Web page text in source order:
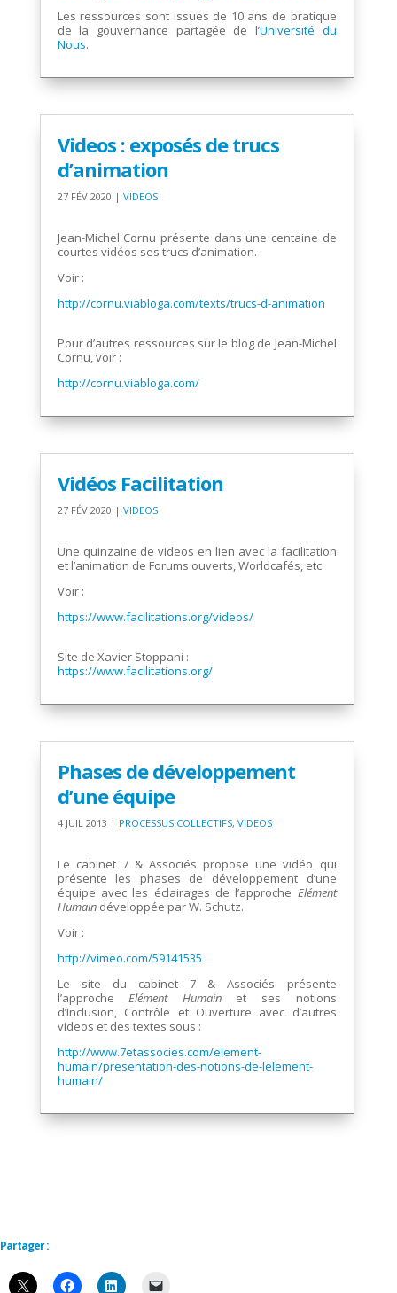
Les ressources sont issues de 10 ans de pratique
de la gouvernance partagée de l’Université du
Nous.
Videos : exposés de trucs
d’animation
27 FÉV 2020 | VIDEOS
Jean-Michel Cornu présente dans une centaine de
courtes vidéos ses trucs d’animation.
Voir :
http://cornu.viabloga.com/texts/trucs-d-animation
Pour d’autres ressources sur le blog de Jean-Michel
Cornu, voir :
http://cornu.viabloga.com/
Vidéos Facilitation
27 FÉV 2020 | VIDEOS
Une quinzaine de videos en lien avec la facilitation
et l’animation de Forums ouverts, Worldcafés, etc.
Voir :
https://www.facilitations.org/videos/
Site de Xavier Stoppani :
https://www.facilitations.org/
Phases de développement
d’une équipe
4 JUIL 2013 | PROCESSUS COLLECTIFS, VIDEOS
Le cabinet 7 & Associés propose une vidéo qui
présente les phases de développement d’une
équipe avec les éclairages de l’approche Elément
Humaindéveloppée par W. Schutz.
Voir :
http://vimeo.com/59141535
Le site du cabinet 7 & Associés présente
l’approcheElément Humain et ses notions
d’Inclusion, Contrôle et Ouverture avec d’autres
videos et des textes sous :
http://www.7etassocies.com/element-
humain/presentation-des-notions-de-lelement-
humain/
Partager :